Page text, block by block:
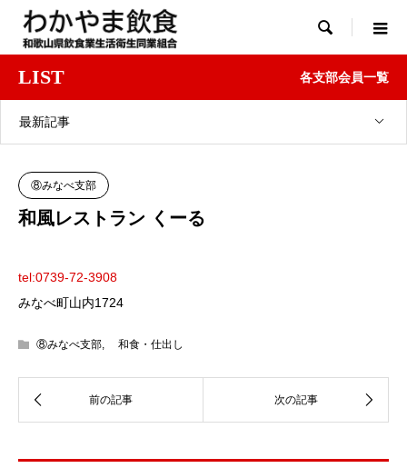

LIST 各支部会員一覧
最新記事
⑧みなべ支部
和風レストラン くーる
tel:0739-72-3908
みなべ町山内1724
⑧みなべ支部, 和食・仕出し